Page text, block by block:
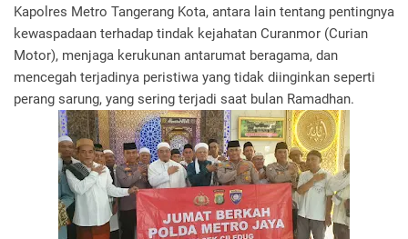
Kapolres Metro Tangerang Kota, antara lain tentang pentingnya
kewaspadaan terhadap tindak kejahatan Curanmor (Curian
Motor), menjaga kerukunan antarumat beragama, dan
mencegah terjadinya peristiwa yang tidak diinginkan seperti
perang sarung, yang sering terjadi saat bulan Ramadhan.